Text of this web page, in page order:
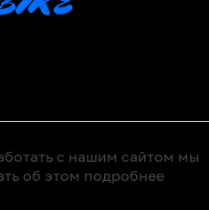
с нашим сайтом мы
об этом подробнее